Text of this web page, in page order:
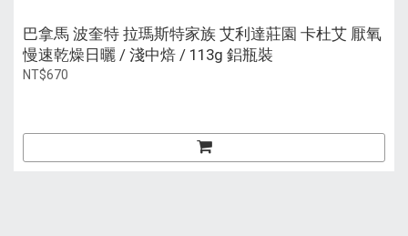
巴拿馬 波奎特 拉瑪斯特家族 艾利達莊園 卡杜艾 厭氧
慢速乾燥日曬 / 淺中焙 / 113g 鋁瓶裝
NT$670